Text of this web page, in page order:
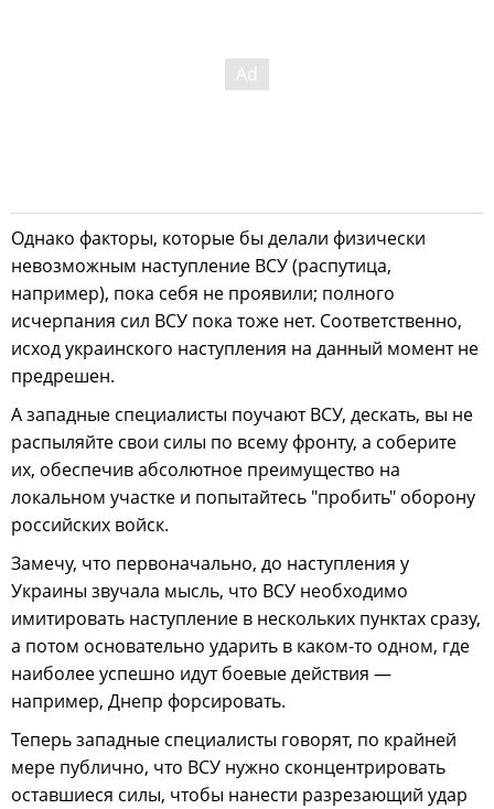
Однако факторы, которые бы делали физически
невозможным наступление ВСУ (распутица,
например), пока себя не проявили; полного
исчерпания сил ВСУ пока тоже нет. Соответственно,
исход украинского наступления на данный момент не
предрешен.
А западные специалисты поучают ВСУ, дескать, вы не
распыляйте свои силы по всему фронту, а соберите
их, обеспечив абсолютное преимущество на
локальном участке и попытайтесь "пробить" оборону
российских войск.
Замечу, что первоначально, до наступления у
Украины звучала мысль, что ВСУ необходимо
имитировать наступление в нескольких пунктах сразу,
а потом основательно ударить в каком-то одном, где
наиболее успешно идут боевые действия —
например, Днепр форсировать.
Теперь западные специалисты говорят, по крайней
мере публично, что ВСУ нужно сконцентрировать
оставшиеся силы, чтобы нанести разрезающий удар